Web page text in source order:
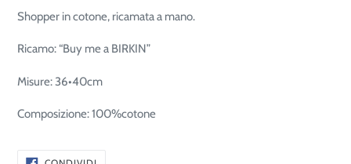
Shopper in cotone, ricamata a mano.
Ricamo: “Buy me a BIRKIN”
Misure: 36•40cm
Composizione: 100%cotone